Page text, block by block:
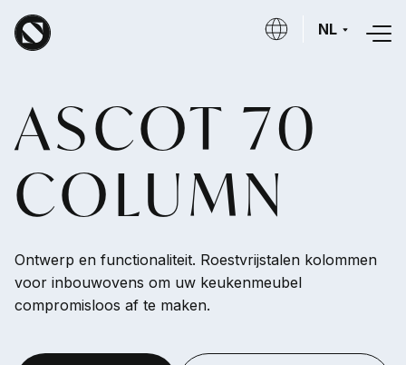
Overslaan en naar de inhoud gaan
NL
ASCOT 70
COLUMN
Ontwerp en functionaliteit. Roestvrijstalen kolommen
voor inbouwovens om uw keukenmeubel
compromisloos af te maken.